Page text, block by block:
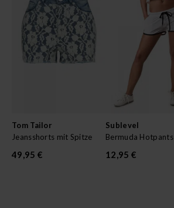
Tom Tailor
Jeansshorts mit Spitze
49,95 €
Sublevel
Bermuda Hotpants
12,95 €